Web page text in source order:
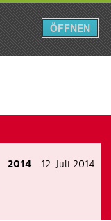
Menü
2014 12. Juli 2014
ÖFFNEN